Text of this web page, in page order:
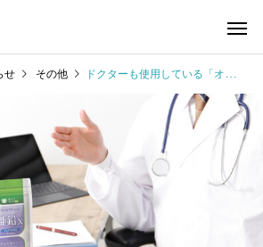
せ その他 ドクターも使用している「オーソサプリ」の特別販売会。